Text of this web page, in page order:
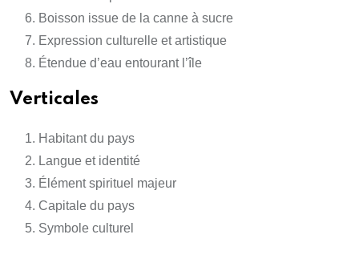
Boisson issue de la canne à sucre
Expression culturelle et artistique
Étendue d’eau entourant l’île
Verticales
Habitant du pays
Langue et identité
Élément spirituel majeur
Capitale du pays
Symbole culturel